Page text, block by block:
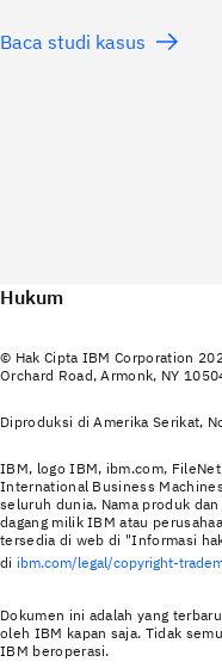
Baca studi kasus
Hukum
© Hak Cipta IBM Corporation
Orchard Road, Armonk, NY
Diproduksi di Amerika Serikat,
IBM, logo IBM, ibm.com,
International Business
seluruh dunia. Nama produk
dagang milik IBM atau
tersedia di web di "Informasi
di ibm.com/legal/copyright-
Dokumen ini adalah yang
oleh IBM kapan saja. Tidak
IBM beroperasi.